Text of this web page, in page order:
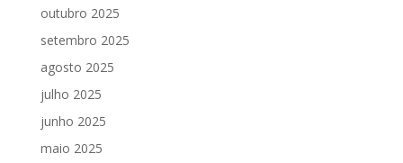
outubro 2025
setembro 2025
agosto 2025
julho 2025
junho 2025
maio 2025